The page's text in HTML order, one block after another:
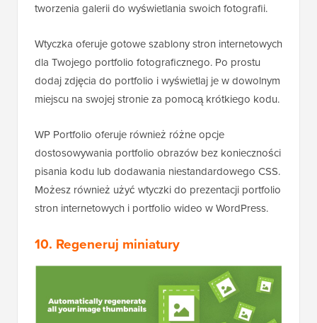
tworzenia galerii do wyświetlania swoich fotografii.
Wtyczka oferuje gotowe szablony stron internetowych
dla Twojego portfolio fotograficznego. Po prostu
dodaj zdjęcia do portfolio i wyświetlaj je w dowolnym
miejscu na swojej stronie za pomocą krótkiego kodu.
WP Portfolio oferuje również różne opcje
dostosowywania portfolio obrazów bez konieczności
pisania kodu lub dodawania niestandardowego CSS.
Możesz również użyć wtyczki do prezentacji portfolio
stron internetowych i portfolio wideo w WordPress.
10. Regeneruj miniatury